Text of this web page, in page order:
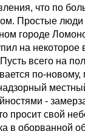
что по
Простые
городе
на
всего на
по-
-
просит свой
в оборванной